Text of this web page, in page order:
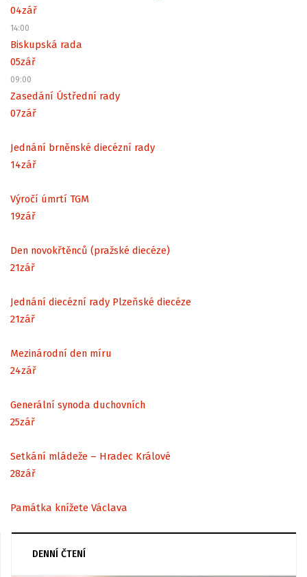
04zář
14:00
Biskupská rada
05zář
09:00
Zasedání Ústřední rady
07zář
Jednání brněnské diecézní rady
14zář
Výročí úmrtí TGM
19zář
Den novokřtěnců (pražské diecéze)
21zář
Jednání diecézní rady Plzeňské diecéze
21zář
Mezinárodní den míru
24zář
Generální synoda duchovních
25zář
Setkání mládeže – Hradec Králové
28zář
Památka knížete Václava
DENNÍ ČTENÍ